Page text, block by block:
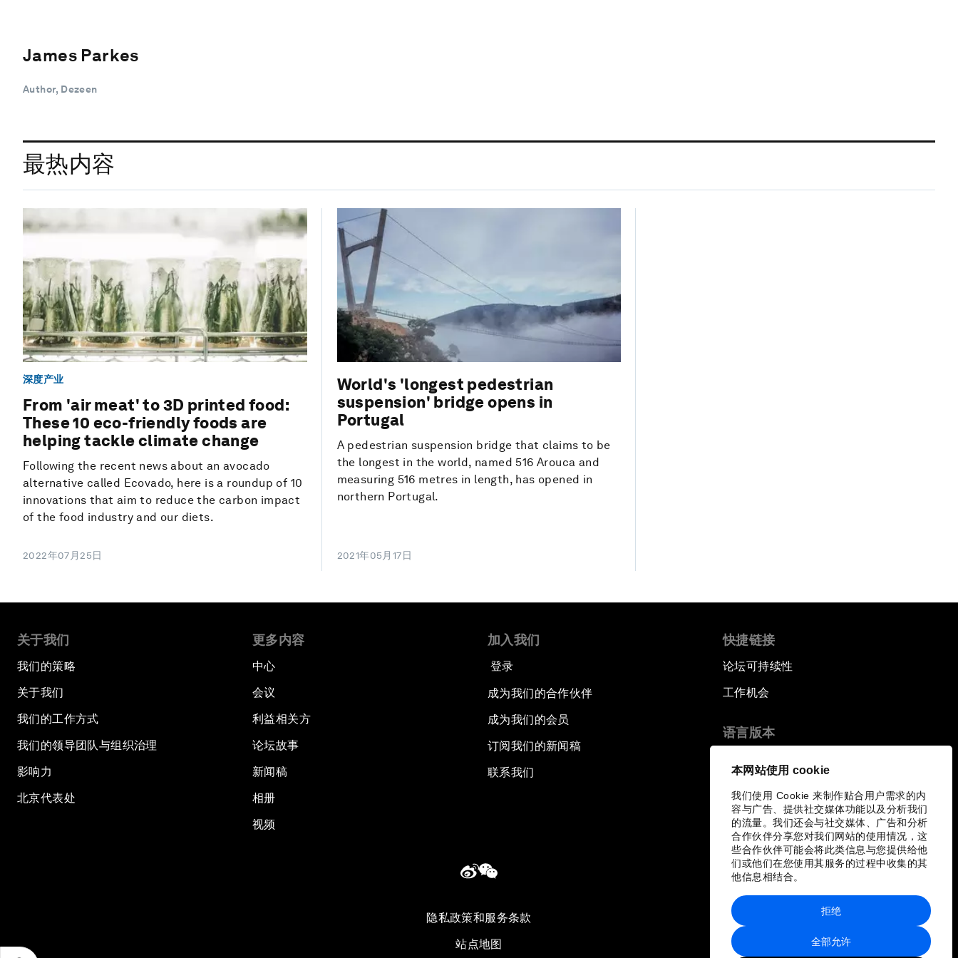
本网站使用 cookie
我们使用 Cookie 来制作贴合用户需求的内
容与广告、提供社交媒体功能以及分析我们
的流量。我们还会与社交媒体、广告和分析
合作伙伴分享您对我们网站的使用情况，这
些合作伙伴可能会将此类信息与您提供给他
们或他们在您使用其服务的过程中收集的其
他信息相结合。
全部允许
拒绝
James Parkes
Author, Dezeen
最热内容
深度产业
From 'air meat' to 3D printed food:
These 10 eco-friendly foods are
helping tackle climate change
Following the recent news about an avocado
alternative called Ecovado, here is a roundup of 10
innovations that aim to reduce the carbon impact
of the food industry and our diets.
2022年07月25日
World's 'longest pedestrian
suspension' bridge opens in
Portugal
A pedestrian suspension bridge that claims to be
the longest in the world, named 516 Arouca and
measuring 516 metres in length, has opened in
northern Portugal.
2021年05月17日
关于我们
我们的策略
关于我们
我们的工作方式
我们的领导团队与组织治理
影响力
北京代表处
更多内容
中心
会议
利益相关方
论坛故事
新闻稿
相册
视频
加入我们
登录
成为我们的合作伙伴
成为我们的会员
订阅我们的新闻稿
联系我们
快捷链接
论坛可持续性
工作机会
语言版本
隐私政策和服务条款
站点地图